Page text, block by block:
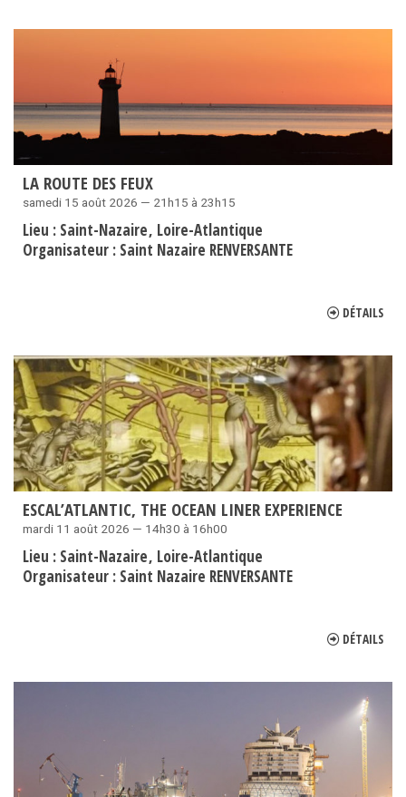
LA ROUTE DES FEUX
samedi 15 août 2026 — 21h15 à 23h15
Lieu : Saint-Nazaire Loire-Atlantique
Organisateur : Saint Nazaire RENVERSANTE
DÉTAILS
ESCAL’ATLANTIC, THE OCEAN LINER EXPERIENCE
mardi 11 août 2026 — 14h30 à 16h00
Lieu : Saint-Nazaire Loire-Atlantique
Organisateur : Saint Nazaire RENVERSANTE
DÉTAILS